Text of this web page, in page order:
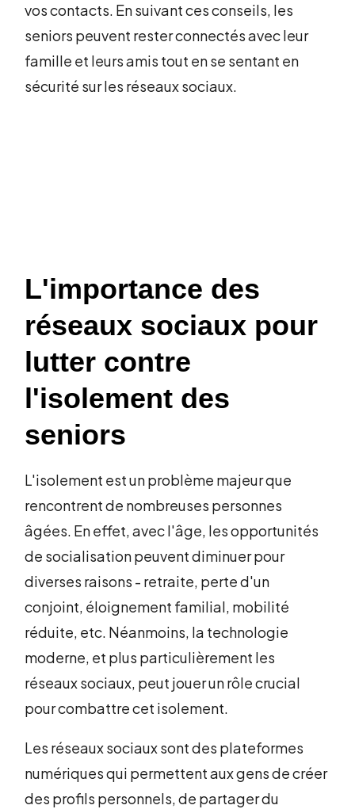
vos contacts. En suivant ces conseils, les
seniors peuvent rester connectés avec leur
famille et leurs amis tout en se sentant en
sécurité sur les réseaux sociaux.
L'importance des
réseaux sociaux pour
lutter contre
l'isolement des
seniors
L'isolement est un problème majeur que
rencontrent de nombreuses personnes
âgées. En effet, avec l'âge, les opportunités
de socialisation peuvent diminuer pour
diverses raisons - retraite, perte d'un
conjoint, éloignement familial, mobilité
réduite, etc. Néanmoins, la technologie
moderne, et plus particulièrement les
réseaux sociaux, peut jouer un rôle crucial
pour combattre cet isolement.
Les réseaux sociaux sont des plateformes
numériques qui permettent aux gens de créer
des profils personnels, de partager du